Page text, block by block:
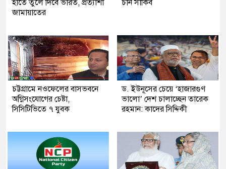
হাতে তুলে দিবে ভারত, প্রত্যাশা
জামায়াতের
চান সাকিব
চট্টগ্রামে নওফেলের বাসভবনে
অগ্নিসংযোগের চেষ্টা,
সিসিটিভিতে ৭ যুবক
ড. ইউনূসের চেয়ে ‘হাজারগুণ
ভালো’ দেশ চালাচ্ছেন তারেক
রহমান: কাদের সিদ্দিকী